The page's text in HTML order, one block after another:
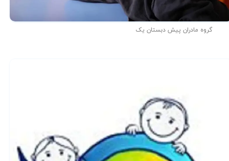
گروه مادران پیش دبستان یک